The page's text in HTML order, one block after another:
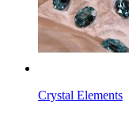
Crystal Elements